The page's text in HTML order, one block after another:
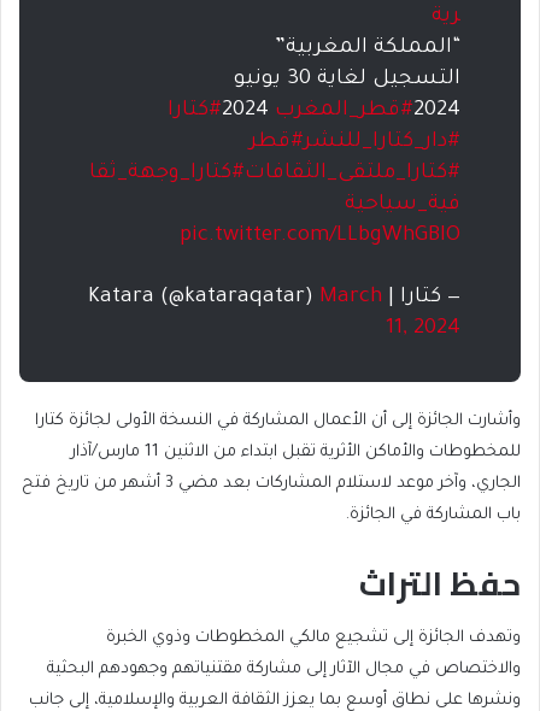
رية
“المملكة المغربية”
التسجيل لغاية 30 يونيو
2024#قطر_المغرب
#كتارا
#دار_كتارا_للنشر#قطر
#كتارا_ملتقى_الثقافات#كتارا_وجهة_ثقا
فية_سياحية
pic.twitter.com/LLbgWhGBIO
— كتارا | Katara (@kataraqatar) March
11, 2024
وأشارت الجائزة إلى أن الأعمال المشاركة في النسخة الأولى لجائزة كتارا
للمخطوطات والأماكن الأثرية تقبل ابتداء من الاثنين 11 مارس/آذار
الجاري، وآخر موعد لاستلام المشاركات بعد مضي 3 أشهر من تاريخ فتح
باب المشاركة في الجائزة.
حفظ التراث
وتهدف الجائزة إلى تشجيع مالكي المخطوطات وذوي الخبرة
والاختصاص في مجال الآثار إلى مشاركة مقتنياتهم وجهودهم البحثية
ونشرها على نطاق أوسع بما يعزز الثقافة العربية والإسلامية، إلى جانب